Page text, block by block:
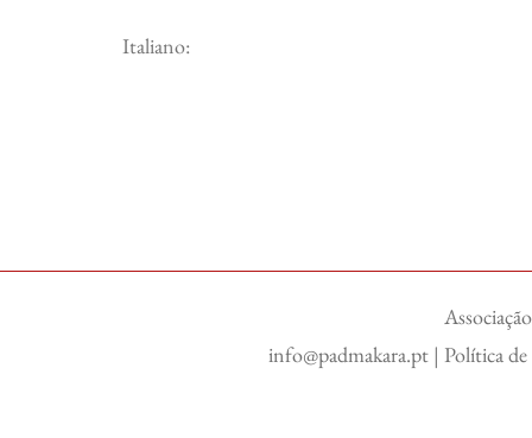
Italiano:
info@padmakara.pt | Política